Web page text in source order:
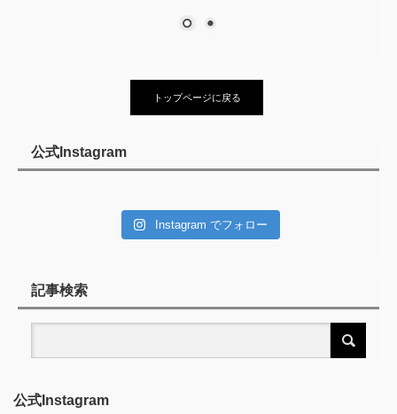
トップページに戻る
公式Instagram
Instagram でフォロー
記事検索
公式Instagram